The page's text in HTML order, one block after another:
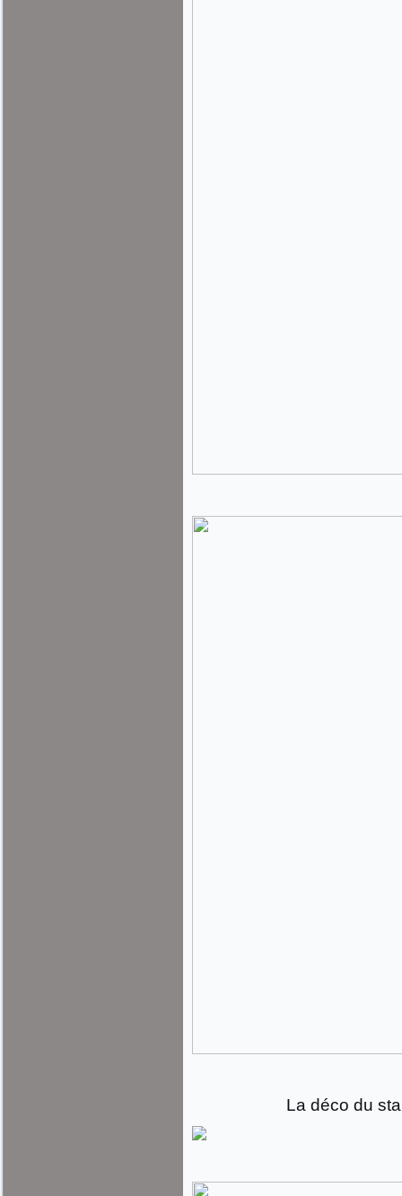
La déco du